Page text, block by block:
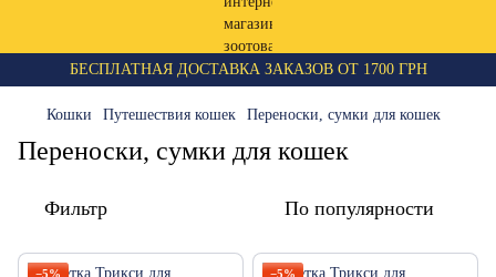
БЕСПЛАТНАЯ ДОСТАВКА ЗАКАЗОВ ОТ 1700 ГРН
Кошки Путешествия кошек Переноски, сумки для кошек
Переноски, сумки для кошек
Фильтр По популярности
−5% −5%